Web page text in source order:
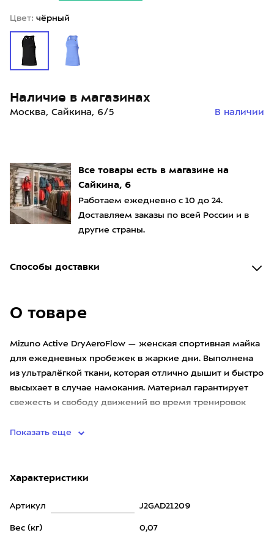
Все товары есть в магазине на
Сайкина, 6
Работаем ежедневно с 10 до 24.
Доставляем заказы по всей России и в
другие страны.
Способы доставки
О товаре
Mizuno Active DryAeroFlow — женская спортивная майка
для ежедневных пробежек в жаркие дни. Выполнена
из ультралёгкой ткани, которая отлично дышит и быстро
высыхает в случае намокания. Материал гарантирует
свежесть и свободу движений во время тренировок
Показать еще
Характеристики
Артикул J2GAD21209
Вес (кг) 0,07
Цвет: чёрный
Наличие в магазинах
Москва, Сайкина, 6/5 В наличии